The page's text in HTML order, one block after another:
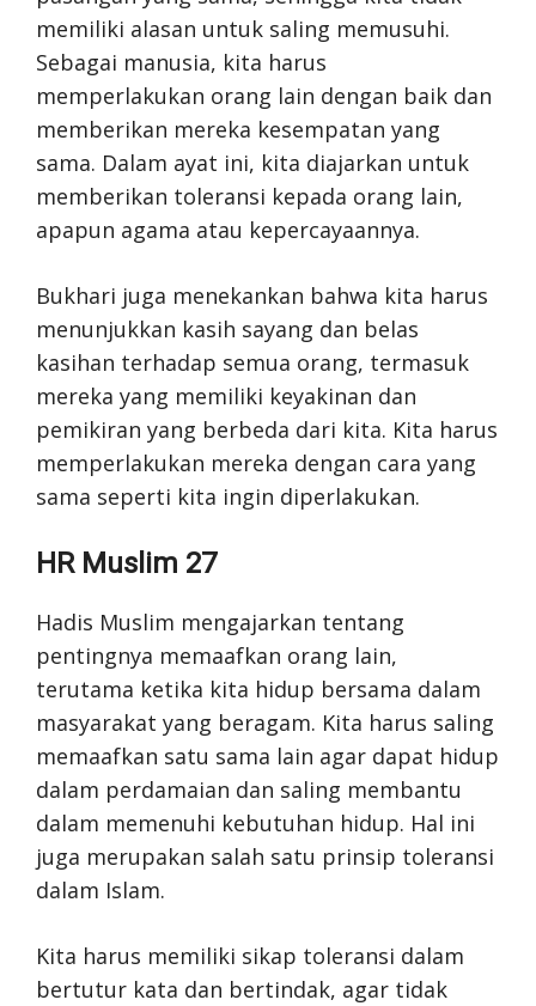
memiliki alasan untuk saling memusuhi.
Sebagai manusia, kita harus
memperlakukan orang lain dengan baik dan
memberikan mereka kesempatan yang
sama. Dalam ayat ini, kita diajarkan untuk
memberikan toleransi kepada orang lain,
apapun agama atau kepercayaannya.
Bukhari juga menekankan bahwa kita harus
menunjukkan kasih sayang dan belas
kasihan terhadap semua orang, termasuk
mereka yang memiliki keyakinan dan
pemikiran yang berbeda dari kita. Kita harus
memperlakukan mereka dengan cara yang
sama seperti kita ingin diperlakukan.
HR Muslim 27
Hadis Muslim mengajarkan tentang
pentingnya memaafkan orang lain,
terutama ketika kita hidup bersama dalam
masyarakat yang beragam. Kita harus saling
memaafkan satu sama lain agar dapat hidup
dalam perdamaian dan saling membantu
dalam memenuhi kebutuhan hidup. Hal ini
juga merupakan salah satu prinsip toleransi
dalam Islam.
Kita harus memiliki sikap toleransi dalam
bertutur kata dan bertindak, agar tidak